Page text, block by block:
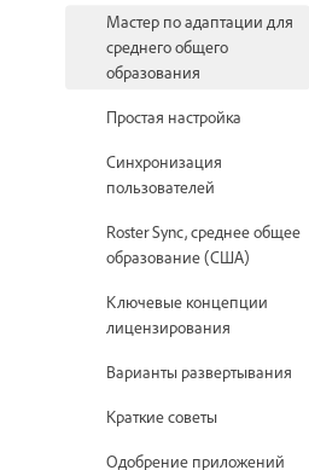
Мастер по адаптации для
среднего общего
образования
Простая настройка
Синхронизация
пользователей
Roster Sync, среднее общее
образование (США)
Ключевые концепции
лицензирования
Варианты развертывания
Краткие советы
Одобрение приложений